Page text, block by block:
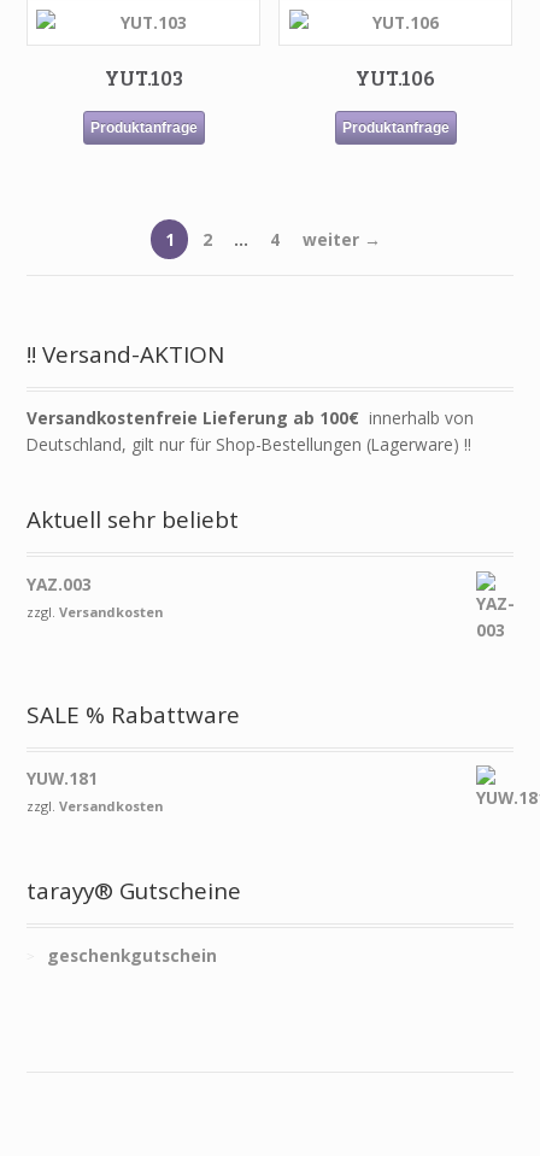
YUT.103
Produktanfrage
YUT.106
Produktanfrage
1 2 … 4 weiter →
!! Versand-AKTION
Versandkostenfreie Lieferung ab 100€ innerhalb von
Deutschland, gilt nur für Shop-Bestellungen (Lagerware) !!
Aktuell sehr beliebt
YAZ.003
zzgl.Versandkosten
SALE % Rabattware
YUW.181
zzgl.Versandkosten
tarayy® Gutscheine
geschenkgutschein